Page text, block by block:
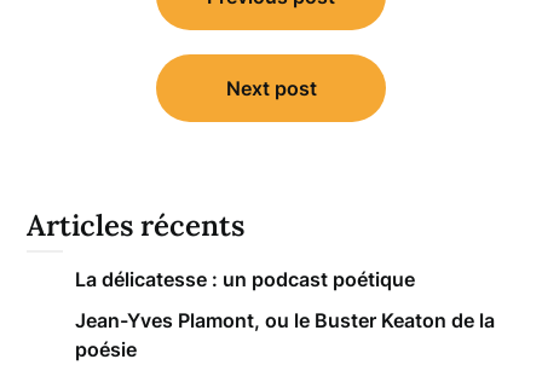
Next post
Articles récents
La délicatesse : un podcast poétique
Jean-Yves Plamont, ou le Buster Keaton de la
poésie